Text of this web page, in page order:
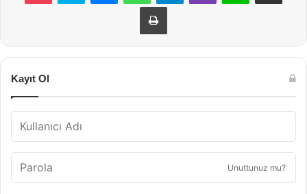
Yazdır
Kayıt Ol
Unuttunuz mu?